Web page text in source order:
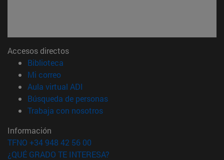
Accesos directos
Biblioteca
Mi correo(abre en nueva ventana)
Aula virtual ADI
Búsqueda de personas(abre en nueva ventana)
Trabaja con nosotros(abre en nueva ventana)
Información
TFNO +34 948 42 56 00
¿QUÉ GRADO TE INTERESA?